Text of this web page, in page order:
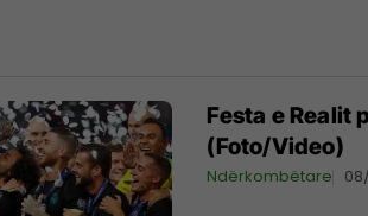
Festa e Realit
(Foto/Video)
Ndërkombëtare